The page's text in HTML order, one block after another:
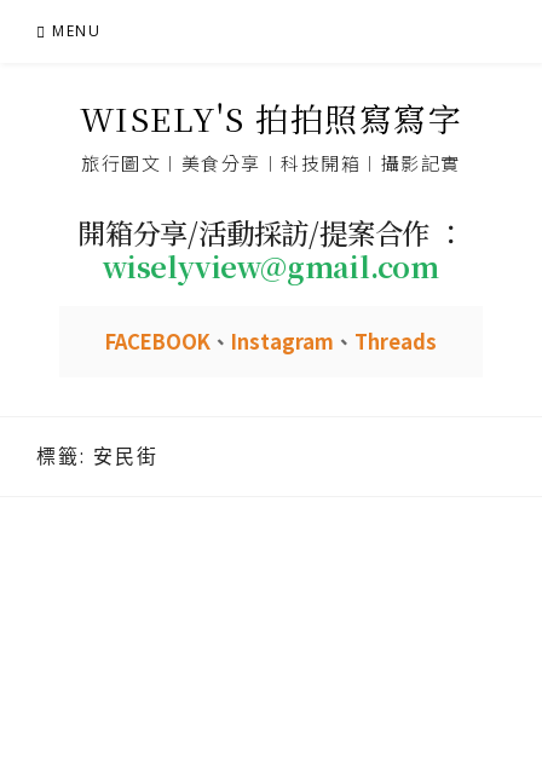
MENU
WISELY'S 拍拍照寫寫字
旅行圖文︱美食分享︱科技開箱︱攝影記實
開箱分享/活動採訪/提案合作 ：
wiselyview@gmail.com
FACEBOOK 、 Instagram 、 Threads
標籤: 安民街